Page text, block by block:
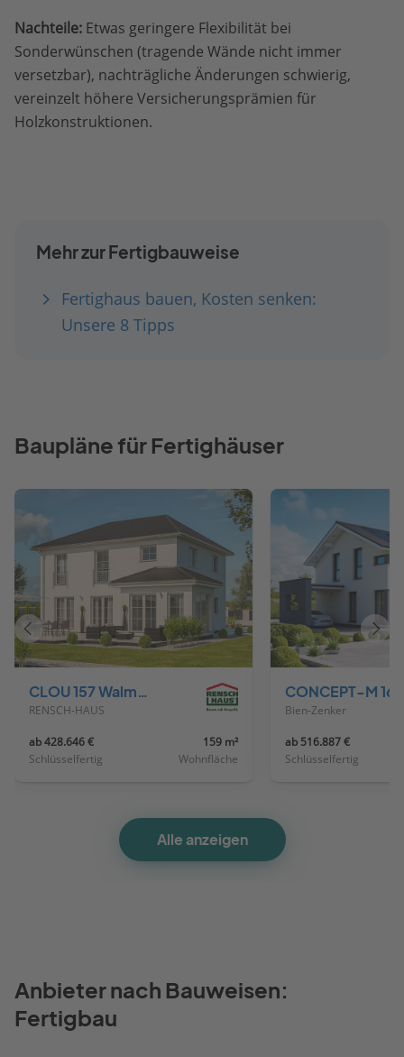
Nachteile: Etwas geringere Flexibilität bei
Sonderwünschen (tragende Wände nicht immer
versetzbar), nachträgliche Änderungen schwierig,
vereinzelt höhere Versicherungsprämien für
Holzkonstruktionen.
Mehr zur Fertigbauweise
Fertighaus bauen, Kosten senken:
Unsere 8 Tipps
Baupläne für Fertighäuser
CLOU 157 Walmdach
RENSCH-HAUS
ab 428.646 €
Schlüsselfertig
159 m²
Wohnfläche
Bien-Zenker
ab 516.887 €
Schlüsselfertig
Vorheriges
Haus
Alle anzeigen
Anbieter nach Bauweisen:
Fertigbau